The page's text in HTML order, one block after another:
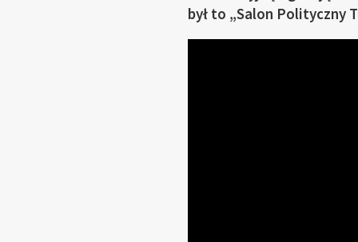
był to „Salon Polityczny